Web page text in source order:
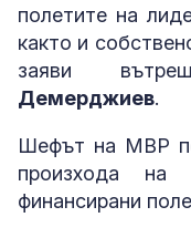
полетите на
както и
заяви
Демерджиев.
Шефът на МВР
произхода на
финансирани